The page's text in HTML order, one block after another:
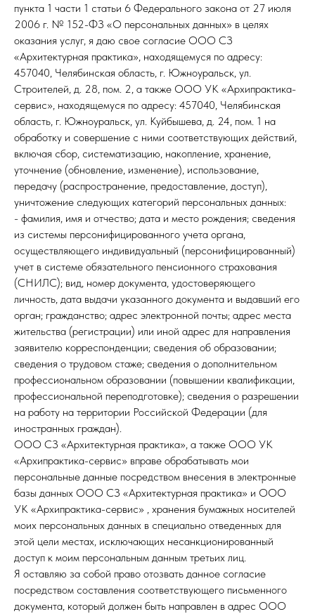
пункта 1 части 1 статьи 6 Федерального закона от 27 июля
2006 г. № 152-ФЗ «О персональных данных» в целях
оказания услуг, я даю свое согласие ООО СЗ
«Архитектурная практика», находящемуся по адресу:
457040, Челябинская область, г. Южноуральск, ул.
Строителей, д. 28, пом. 2, а также ООО УК «Архипрактика-
сервис», находящемуся по адресу: 457040, Челябинская
область, г. Южноуральск, ул. Куйбышева, д. 24, пом. 1 на
обработку и совершение с ними соответствующих действий,
включая сбор, систематизацию, накопление, хранение,
уточнение (обновление, изменение), использование,
передачу (распространение, предоставление, доступ),
уничтожение следующих категорий персональных данных:
- фамилия, имя и отчество; дата и место рождения; сведения
из системы персонифицированного учета органа,
осуществляющего индивидуальный (персонифицированный)
учет в системе обязательного пенсионного страхования
(СНИЛС); вид, номер документа, удостоверяющего
личность, дата выдачи указанного документа и выдавший его
орган; гражданство; адрес электронной почты; адрес места
жительства (регистрации) или иной адрес для направления
заявителю корреспонденции; сведения об образовании;
сведения о трудовом стаже; сведения о дополнительном
профессиональном образовании (повышении квалификации,
профессиональной переподготовке); сведения о разрешении
на работу на территории Российской Федерации (для
иностранных граждан).
ООО СЗ «Архитектурная практика», а также ООО УК
«Архипрактика-сервис» вправе обрабатывать мои
персональные данные посредством внесения в электронные
базы данных ООО СЗ «Архитектурная практика» и ООО
УК «Архипрактика-сервис» , хранения бумажных носителей
моих персональных данных в специально отведенных для
этой цели местах, исключающих несанкционированный
доступ к моим персональным данным третьих лиц.
Я оставляю за собой право отозвать данное согласие
посредством составления соответствующего письменного
документа, который должен быть направлен в адрес ООО